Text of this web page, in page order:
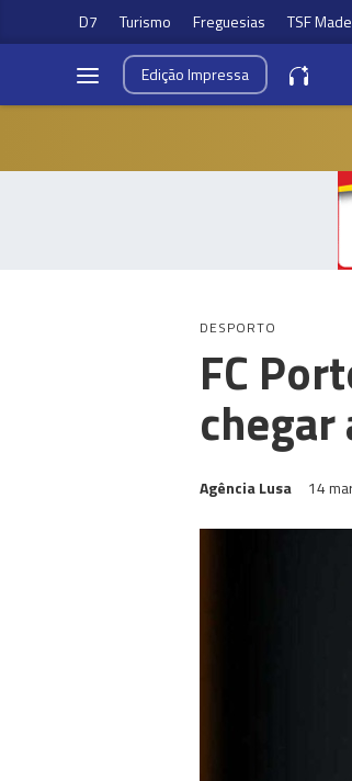
D7 Turismo Freguesias TSF
EdiçãoImpressa
DESPORTO
FC
chegar
Agência Lusa 14